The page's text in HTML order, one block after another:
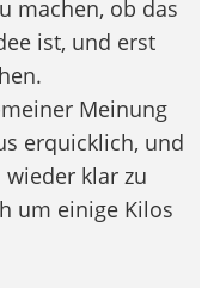
machen, ob das
ist, und erst
Meinung
erquicklich, und
klar zu
um einige Kilos